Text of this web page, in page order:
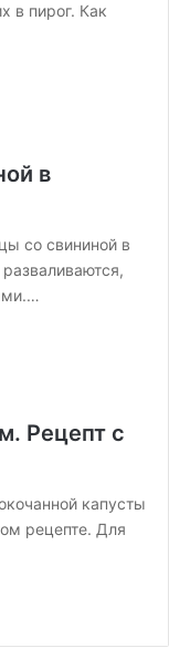
в пирог. Как
в
со свининой в
Рецепт с
капусты
рецепте. Для